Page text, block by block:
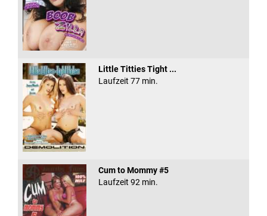
Little Titties Tight ...
Laufzeit 77 min.
Cum to Mommy #5
Laufzeit 92 min.